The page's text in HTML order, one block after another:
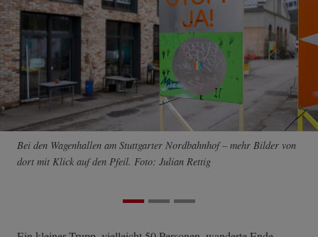
Bei den Wagenhallen am Stuttgarter Nordbahnhof – mehr Bilder von
dort mit Klick auf den Pfeil. Foto: Julian Rettig